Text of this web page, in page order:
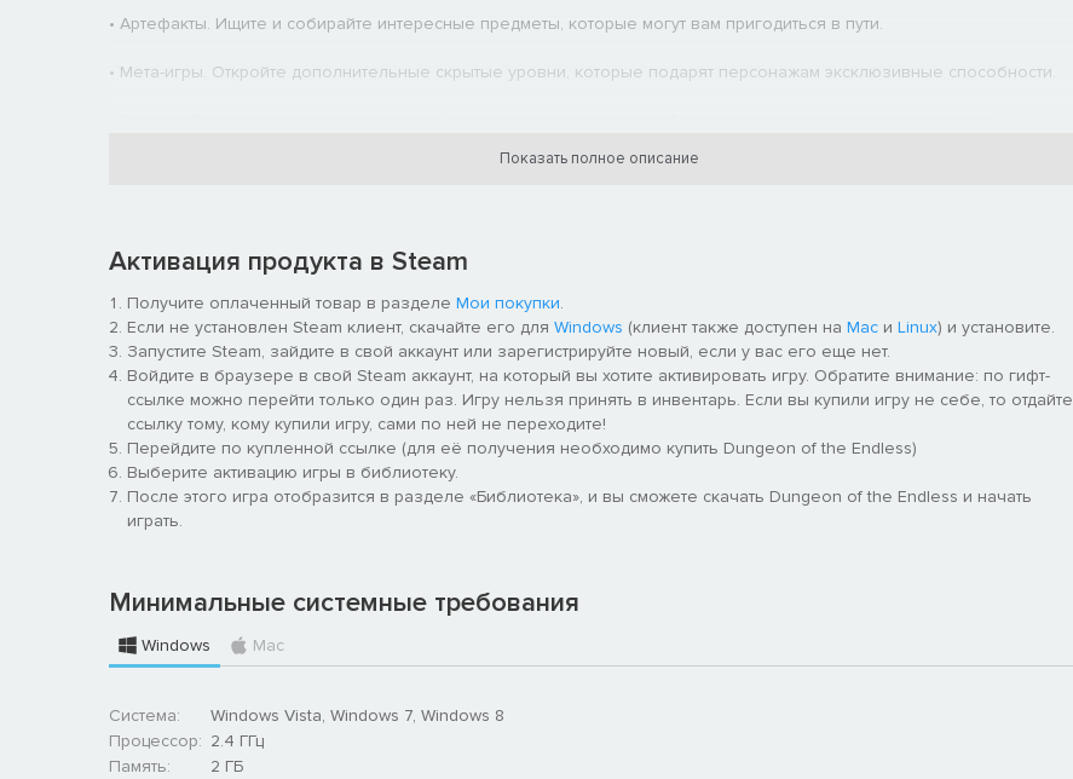
• Артефакты. Ищите и собирайте интересные предметы, которые могут вам пригодиться в пути.
• Мета-игры. Откройте дополнительные скрытые уровни, которые подарят персонажам эксклюзивные способности.
Показать полное описание
Активация продукта в Steam
Получите оплаченный товар в разделе Мои покупки.
Если не установлен Steam клиент, скачайте его для Windows (клиент также доступен на Mac и Linux) и установите.
Запустите Steam, зайдите в свой аккаунт или зарегистрируйте новый, если у вас его еще нет.
Войдите в браузере в свой Steam аккаунт, на который вы хотите активировать игру. Обратите внимание: по гифт-
ссылке можно перейти только один раз. Игру нельзя принять в инвентарь. Если вы купили игру не себе, то отдайте
ссылку тому, кому купили игру, сами по ней не переходите!
Перейдите по купленной ссылке (для её получения необходимо купить Dungeon of the Endless)
Выберите активацию игры в библиотеку.
После этого игра отобразится в разделе «Библиотека», и вы сможете скачать Dungeon of the Endless и начать
играть.
Минимальные системные требования
Windows Mac
Система:
Windows Vista, Windows 7, Windows 8
Процессор: 2.4 ГГц
Память:
2 ГБ